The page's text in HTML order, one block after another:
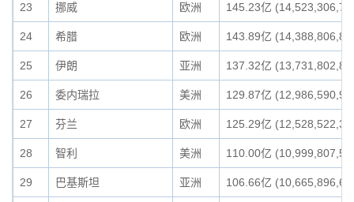
23 挪威 欧洲 145.23亿
24 希腊 欧洲 143.89亿
25 伊朗 亚洲 137.32亿
26 委内瑞拉 美洲 129.87亿
27 芬兰 欧洲 125.29亿
28 智利 美洲 110.00亿
29 巴基斯坦 亚洲 106.66亿